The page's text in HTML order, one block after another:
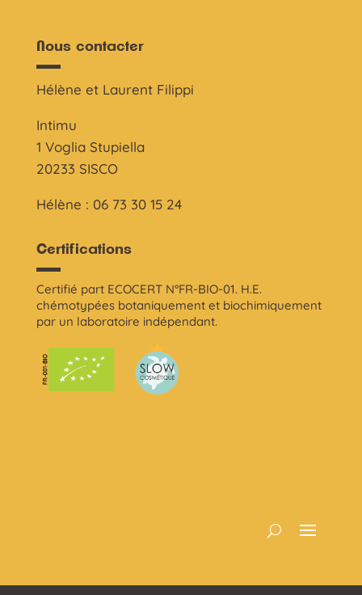
Nous contacter
Hélène et Laurent Filippi
Intimu
1 Voglia Stupiella
20233 SISCO
Hélène : 06 73 30 15 24
Certifications
Certifié part ECOCERT N°FR-BIO-01. H.E.
chémotypées botaniquement et biochimiquement
par un laboratoire indépendant.